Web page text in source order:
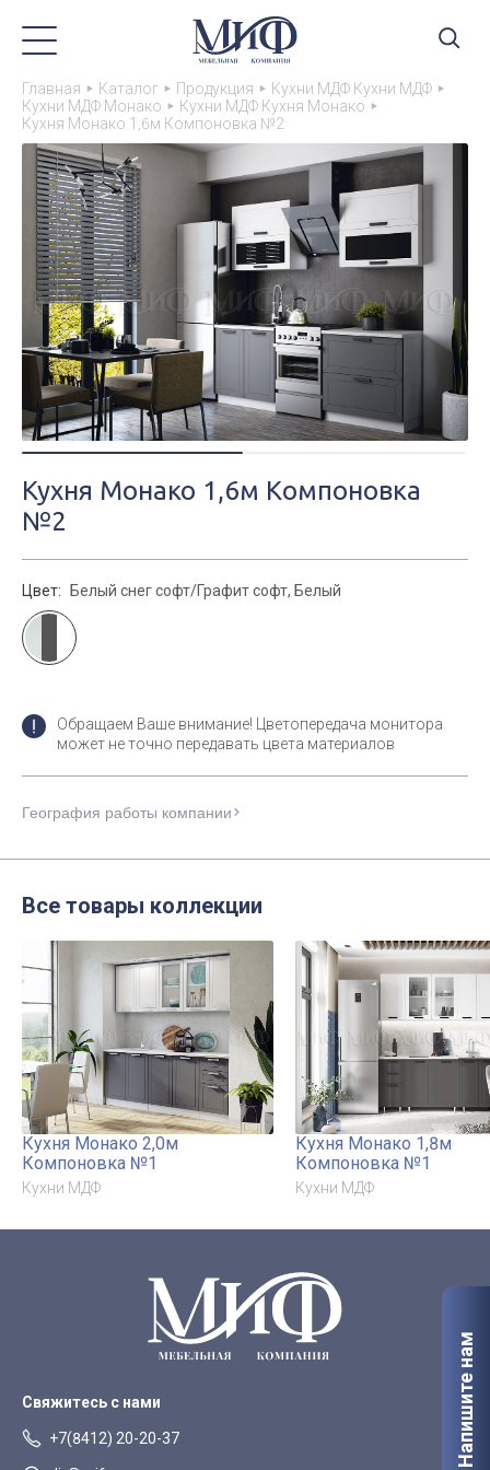
Главная Каталог Продукция
Кухни МДФ Кухни МДФ
Кухни МДФ Монако
Кухни МДФ Кухня Монако
Кухня Монако 1,6м Компоновка №2
Кухня Монако 1,6м Компоновка
№2
Цвет: Белый снег софт/Графит софт, Белый
Обращаем Ваше внимание! Цветопередача монитора
может не точно передавать цвета материалов
География работы компании
Все товары коллекции
Кухня Монако 2,0м
Компоновка №1
Кухни МДФ
Кухня Монако 1,8м
Компоновка №1
Кухни МДФ
Свяжитесь с нами
+7(8412) 20-20-37 Напишите нам